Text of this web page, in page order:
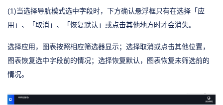
(1)当选择导肮模式选中字段时，下方确认悬浮框只有在选择「应
用」、「取消」、「恢复默认」或点击其他地方时才会消失。
选择应用，图表按照相应筛选器显示；选择取消或点击其他位置，
图表恢复选中字段前的情况；选择恢复默认，图表恢复未筛选前的
情况。